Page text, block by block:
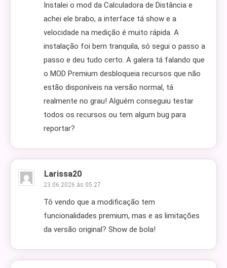
Instalei o mod da Calculadora de Distância e
achei ele brabo, a interface tá show e a
velocidade na medição é muito rápida. A
instalação foi bem tranquila, só segui o passo a
passo e deu tudo certo. A galera tá falando que
o MOD Premium desbloqueia recursos que não
estão disponíveis na versão normal, tá
realmente no grau! Alguém conseguiu testar
todos os recursos ou tem algum bug para
reportar?
Larissa20
23.06.2026 às 05:27
Tô vendo que a modificação tem
funcionalidades premium, mas e as limitações
da versão original? Show de bola!